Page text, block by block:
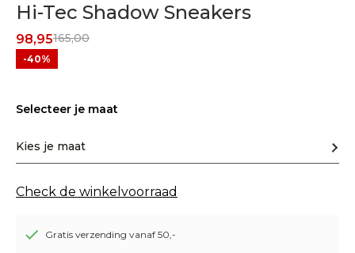
Hi-Tec Shadow Sneakers
165,00
98,95
-40%
Selecteer je maat
Kies je maat
Check de winkelvoorraad
Gratis verzending vanaf 50,-